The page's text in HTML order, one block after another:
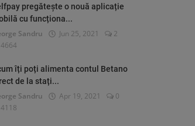
pregătește o nouă aplicație
cu funcționa...
Sandru Jun 25, 2021
2
4664
îți poți alimenta contul Betano
de la stați...
Sandru Apr 19, 2021
0
4118